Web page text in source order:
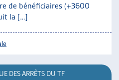
de bénéficiaires (+3600
la […]
DES ARRÊTS DU TF